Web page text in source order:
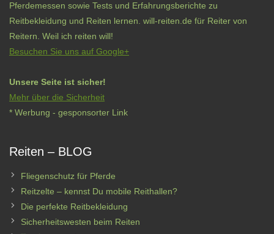
Pferdemessen sowie Tests und Erfahrungsberichte zu
Reitbekleidung und Reiten lernen. will-reiten.de für Reiter von
Reitern. Weil ich reiten will!
Besuchen Sie uns auf Google+
Unsere Seite ist sicher!
Mehr über die Sicherheit
* Werbung - gesponsorter Link
Reiten – BLOG
Fliegenschutz für Pferde
Reitzelte – kennst Du mobile Reithallen?
Die perfekte Reitbekleidung
Sicherheitswesten beim Reiten